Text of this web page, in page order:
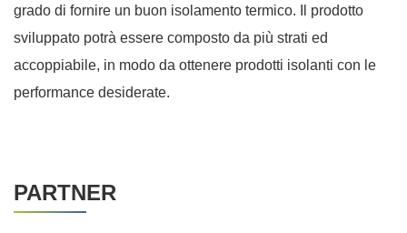
grado di fornire un buon isolamento termico. Il prodotto
sviluppato potrà essere composto da più strati ed
accoppiabile, in modo da ottenere prodotti isolanti con le
performance desiderate.
PARTNER